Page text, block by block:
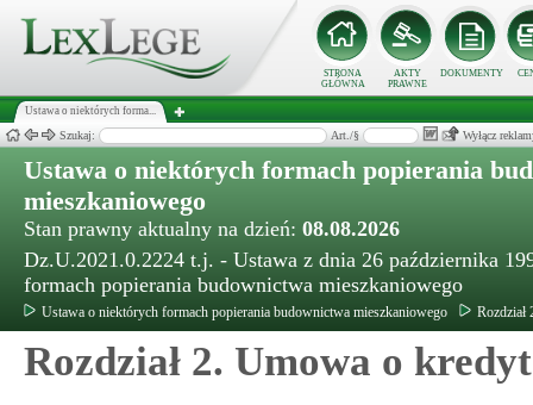
STRONA
GŁÓWNA
AKTY
PRAWNE
DOKUMENTY
Ustawa o niektórych forma...
Szukaj: Art./§ Wyłącz
Ustawa o niektórych formach popierania
mieszkaniowego
Stan prawny aktualny na dzień: 08.08.2026
Dz.U.2021.0.2224 t.j. - Ustawa z dnia 26 października
formach popierania budownictwa mieszkaniowego
Ustawa o niektórych formach popierania budownictwa mieszkaniowego
Rozdział 2. Umowa o